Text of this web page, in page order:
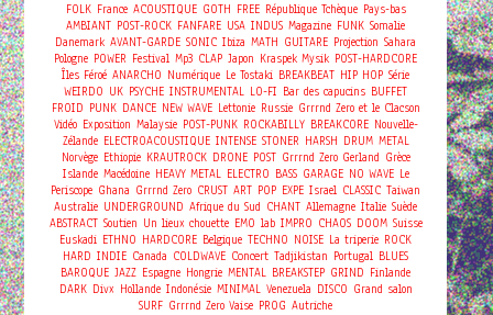
FOLK France ACOUSTIQUE GOTH FREE République Tchèque Pays-bas
AMBIANT POST-ROCK FANFARE USA INDUS Magazine FUNK Somalie
Danemark AVANT-GARDE SONIC Ibiza MATH GUITARE Projection Sahara
Pologne POWER Festival Mp3 CLAP Japon Kraspek Mysik POST-HARDCORE
Îles Féroé ANARCHO Numérique Le Tostaki BREAKBEAT HIP HOP Série
WEIRDO UK PSYCHE INSTRUMENTAL LO-FI Bar des capucins BUFFET
FROID PUNK DANCE NEW WAVE Lettonie Russie Grrrnd Zero et le Clacson
Vidéo Exposition Malaysie POST-PUNK ROCKABILLY BREAKCORE Nouvelle-
Zélande ELECTROACOUSTIQUE INTENSE STONER HARSH DRUM METAL
Norvège Ethiopie KRAUTROCK DRONE POST Grrrnd Zero Gerland Grèce
Islande Macédoine HEAVY METAL ELECTRO BASS GARAGE NO WAVE Le
Periscope Ghana Grrrnd Zero CRUST ART POP EXPE Israel CLASSIC Taiwan
Australie UNDERGROUND Afrique du Sud CHANT Allemagne Italie Suède
ABSTRACT Soutien Un lieux chouette EMO lab IMPRO CHAOS DOOM Suisse
Euskadi ETHNO HARDCORE Belgique TECHNO NOISE La triperie ROCK
HARD INDIE Canada COLDWAVE Concert Tadjikistan Portugal BLUES
BAROQUE JAZZ Espagne Hongrie MENTAL BREAKSTEP GRIND Finlande
DARK Divx Hollande Indonésie MINIMAL Venezuela DISCO Grand salon
SURF Grrrnd Zero Vaise PROG Autriche